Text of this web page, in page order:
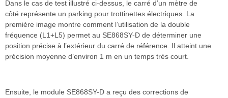
Dans le cas de test illustré ci-dessus, le carré d’un mètre de
côté représente un parking pour trottinettes électriques. La
première image montre comment l’utilisation de la double
fréquence (L1+L5) permet au SE868SY-D de déterminer une
position précise à l’extérieur du carré de référence. Il atteint une
précision moyenne d’environ 1 m en un temps très court.
Ensuite, le module SE868SY-D a reçu des corrections de